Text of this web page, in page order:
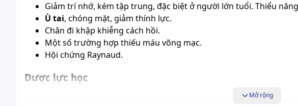
Giảm trí nhớ, kém tập trung, đặc biệt ở người lớn tuổi. Thiểu
Ù tai, chóng mặt, giảm thính lực.
Chân đi khập khiễng cách hồi.
Một số trường hợp thiếu máu võng mạc.
Hội chứng Raynaud.
Dược lực học
Điều hòa trên tiểu động mạch, mao mạch, tĩnh mạch (tăng lưu lượng
Mở rộng